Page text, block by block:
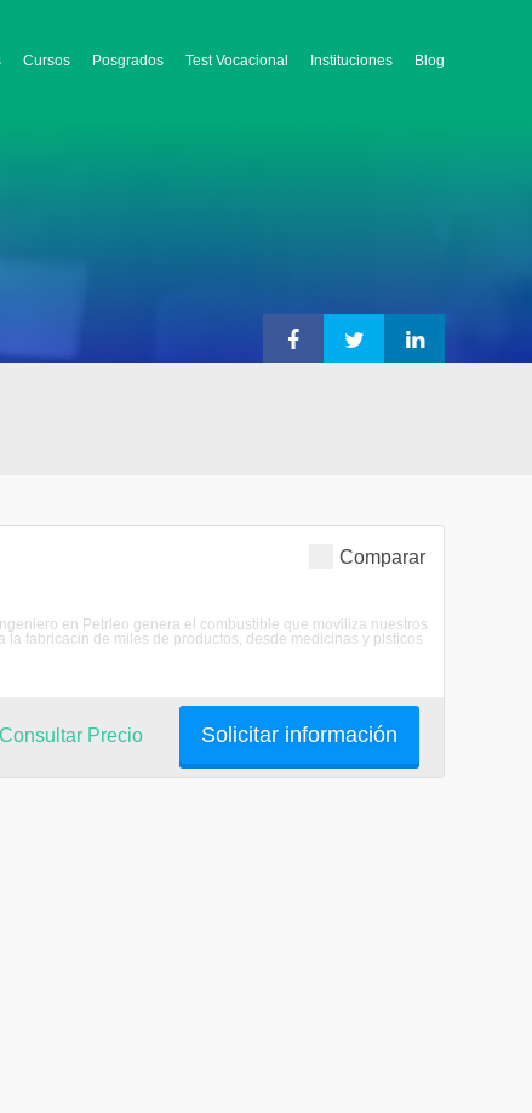
Cursos Posgrados Test Vocacional Instituciones Blog
Comparar
en Petrleo genera el combustible que moviliza nuestros
fabricacin de miles de productos, desde medicinas y plsticos
Solicitar información
Consultar Precio